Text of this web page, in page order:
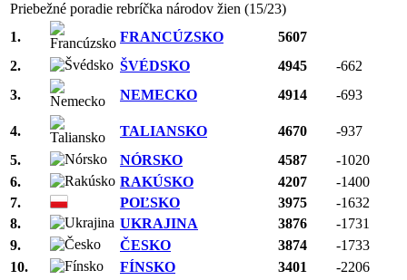
Priebežné poradie rebríčka národov žien (15/23)
1.
FRANCÚZSKO
5607
2.
ŠVÉDSKO 4945
-662
3.
NEMECKO 4914 -693
4. TALIANSKO 4670
-937
5.
NÓRSKO 4587
-1020
6.
RAKÚSKO 4207
-1400
7.
POĽSKO 3975
-1632
8.
UKRAJINA 3876
-1731
9.
ČESKO 3874
-1733
10.
FÍNSKO 3401
-2206